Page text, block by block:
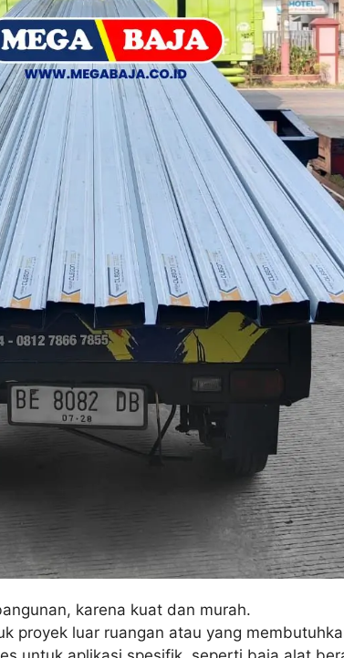
karena kuat dan murah.
proyek luar ruangan atau yang